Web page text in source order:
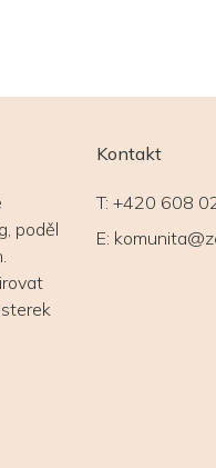
poděl
Kontakt
T: +420 608
E: